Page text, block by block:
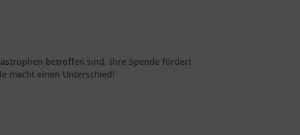
betroffen sind. Ihre Spende fördert
macht einen Unterschied!